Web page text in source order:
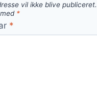
vil ikke blive publiceret.
*
*